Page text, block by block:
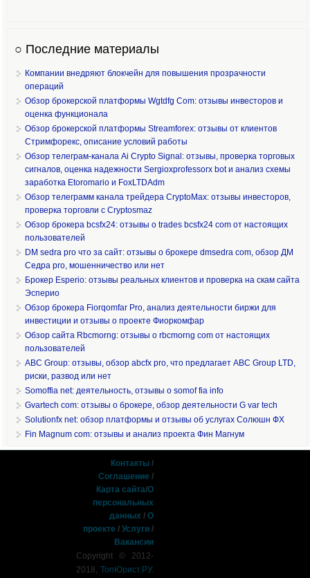
○ Последние материалы
Компании внедряют блокчейн для повышения прозрачности
операций
Обзор брокерской платформы Wgtdfg Com: отзывы инвесторов и
оценка функционала
Обзор брокерской платформы Streamforex: отзывы от клиентов
Стримфорекс, описание условий работы
Обзор телеграм-канала Ai Crypto Signal: отзывы, проверка торговых
сигналов, оценка надежности Sergioxprofessorx bot и анализ схемы
заработка Etoromario и FoxLTDAdm
Обзор телеграмм канала трейдера CryptoMax: отзывы инвесторов,
проверка торговли с Cryptosmaz
Обзор брокера bcsfx24: отзывы о trades bcsfx24 com от настоящих
пользователей
DM sedra pro что за сайт: отзывы о брокере dmsedra com, обзор ДМ
Седра pro, мошенничество или нет
Брокер Esperio: отзывы реальных клиентов и проверка на скам сайта
Эсперио
Обзор брокера Fiorqomfar Pro, анализ деятельности биржи для
инвестиции и отзывы о проекте Фиоркомфар
Обзор сайта Rbcmorng: отзывы о rbcmorng com от настоящих
пользователей
ABC Group: отзывы, обзор abcfx pro, что предлагает ABC Group LTD,
риски, развод или нет
Somoffia net: деятельность, отзывы о somof fia info
Gvartech com: отзывы о брокере, обзор деятельности G var tech
Solutionfx net: обзор платформы и отзывы об услугах Солюшн ФХ
Fin Magnum com: отзывы и анализ проекта Фин Магнум
Контакты /
Соглашение /
Карта сайта/О
персональных
данных /О
проекте /Услуги /
Вакансии
Copyright © 2012-
2018,ТопЮрист.РУ.